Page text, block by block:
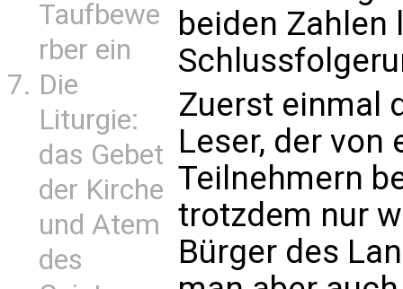
Taufbewe
rber ein
Die
Liturgie:
das Gebet
der Kirche
und Atem
des
beiden Zahlen
Zuerst einmal
Leser, der von
Teilnehmern
trotzdem nur
Bürger des